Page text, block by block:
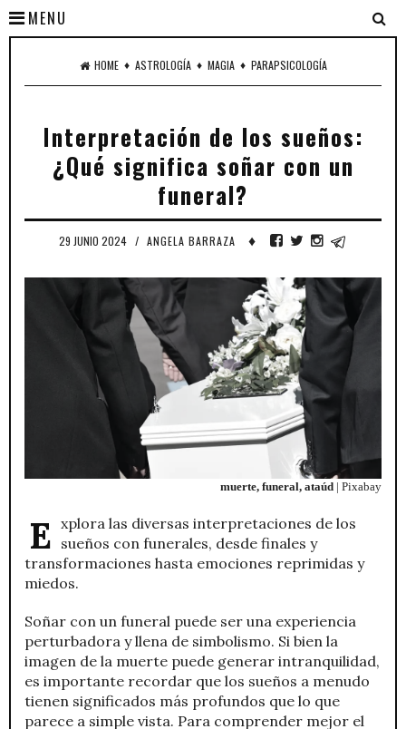
MENU
HOME ♦ ASTROLOGÍA ♦ MAGIA ♦ PARAPSICOLOGÍA
Interpretación de los sueños:
¿Qué significa soñar con un
funeral?
29 JUNIO 2024 / ANGELA BARRAZA ♦
muerte, funeral, ataúd | Pixabay
Explora las diversas interpretaciones de los sueños con funerales, desde finales y
transformaciones hasta emociones reprimidas y
miedos.
Soñar con un funeral puede ser una experiencia
perturbadora y llena de simbolismo. Si bien la
imagen de la muerte puede generar intranquilidad,
es importante recordar que los sueños a menudo
tienen significados más profundos que lo que
parece a simple vista. Para comprender mejor el